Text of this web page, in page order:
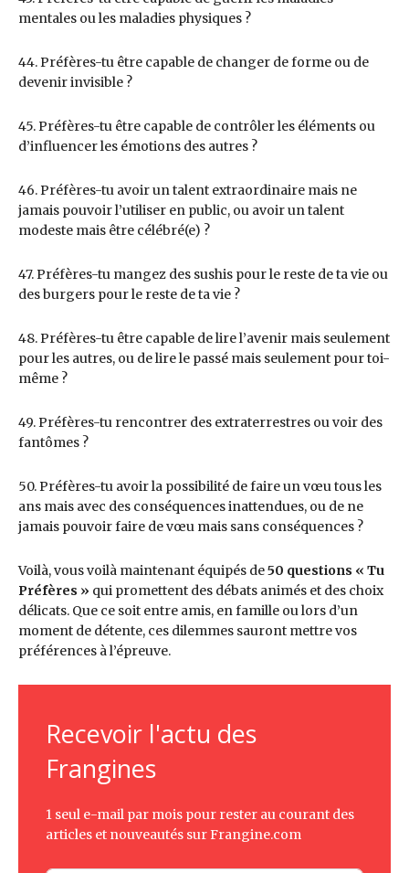
mentales ou les maladies physiques ?
44. Préfères-tu être capable de changer de forme ou de
devenir invisible ?
45. Préfères-tu être capable de contrôler les éléments ou
d’influencer les émotions des autres ?
46. Préfères-tu avoir un talent extraordinaire mais ne
jamais pouvoir l’utiliser en public, ou avoir un talent
modeste mais être célébré(e) ?
47. Préfères-tu mangez des sushis pour le reste de ta vie ou
des burgers pour le reste de ta vie ?
48. Préfères-tu être capable de lire l’avenir mais seulement
pour les autres, ou de lire le passé mais seulement pour toi-
même ?
49. Préfères-tu rencontrer des extraterrestres ou voir des
fantômes ?
50. Préfères-tu avoir la possibilité de faire un vœu tous les
ans mais avec des conséquences inattendues, ou de ne
jamais pouvoir faire de vœu mais sans conséquences ?
Voilà, vous voilà maintenant équipés de50 questions « Tu
Préfères » qui promettent des débats animés et des choix
délicats. Que ce soit entre amis, en famille ou lors d’un
moment de détente, ces dilemmes sauront mettre vos
préférences à l’épreuve.
Recevoir l'actu des
Frangines
1 seul e-mail par mois pour rester au courant des
articles et nouveautés sur Frangine.com